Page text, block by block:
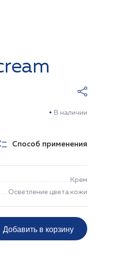
В наличии
Способ применения
Крем
Осветление цвета кожи
Добавить в корзину